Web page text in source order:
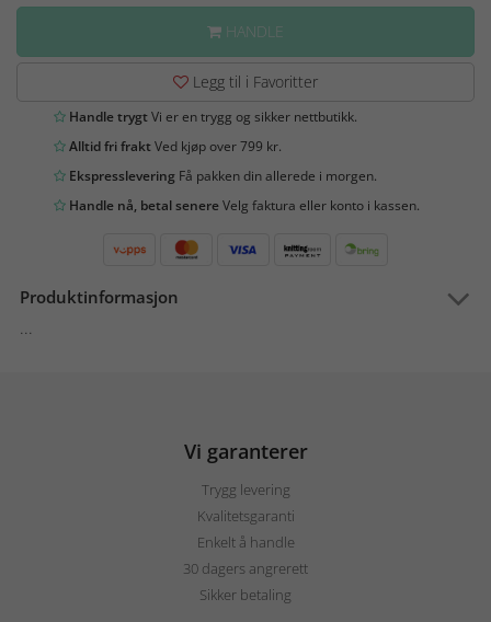
HANDLE
Legg til i Favoritter
Handle trygtVi er en trygg og sikker nettbutikk.
Alltid fri fraktVed kjøp over 799 kr.
Ekspresslevering Få pakken din allerede i morgen.
Handle nå, betal senereVelg faktura eller konto i kassen.
Produktinformasjon
...
Vi garanterer
Trygg levering
Kvalitetsgaranti
Enkelt å handle
30 dagers angrerett
Sikker betaling